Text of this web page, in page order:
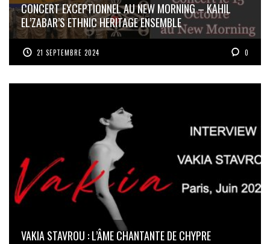
CONCERT EXCEPTIONNEL AU NEW MORNING – KAHIL
EL’ZABAR’S ETHNIC HERITAGE ENSEMBLE
21 SEPTEMBRE 2024 0
VAKIA STAVROU : L’ÂME CHANTANTE DE CHYPRE